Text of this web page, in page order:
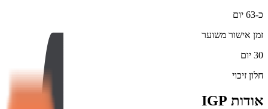
כ-63 יום
זמן אישור משוער
30 יום
חלון זיכוי
אודות IGP